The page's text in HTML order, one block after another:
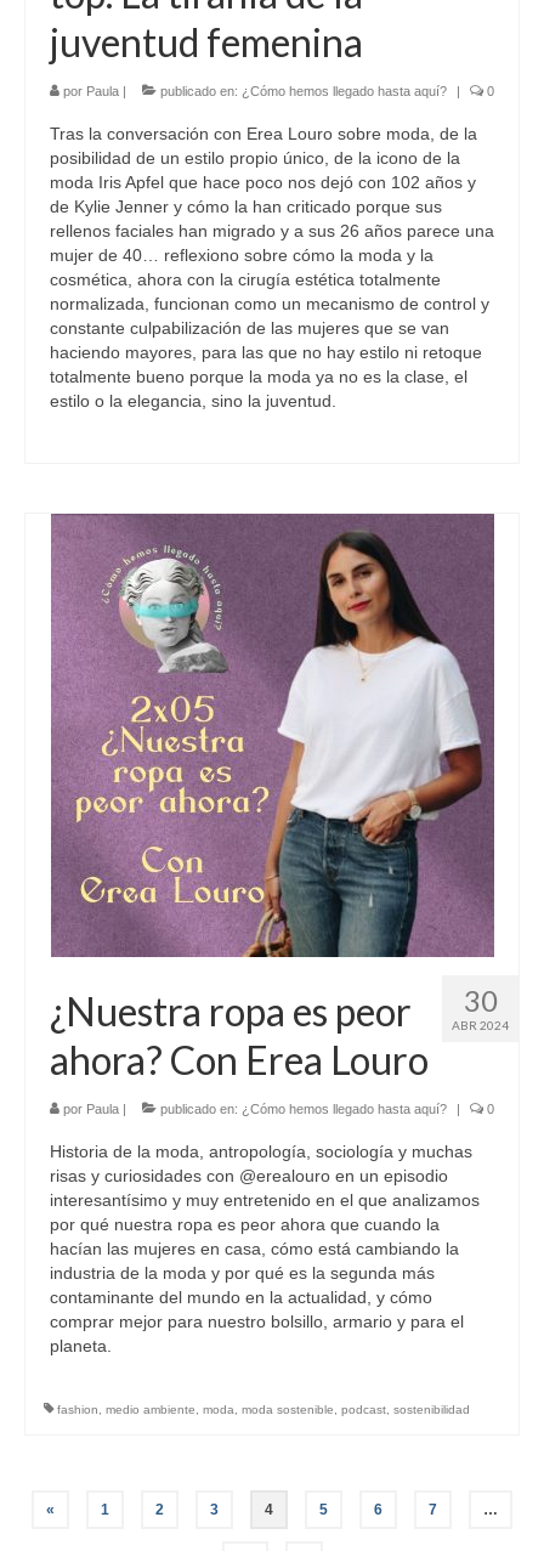
juventud femenina
por Paula publicado en: ¿Cómo hemos llegado hasta aquí? 0
Tras la conversación con Erea Louro sobre moda, de la
posibilidad de un estilo propio único, de la icono de la
moda Iris Apfel que hace poco nos dejó con 102 años y
de Kylie Jenner y cómo la han criticado porque sus
rellenos faciales han migrado y a sus 26 años parece una
mujer de 40… reflexiono sobre cómo la moda y la
cosmética, ahora con la cirugía estética totalmente
normalizada, funcionan como un mecanismo de control y
constante culpabilización de las mujeres que se van
haciendo mayores, para las que no hay estilo ni retoque
totalmente bueno porque la moda ya no es la clase, el
estilo o la elegancia, sino la juventud.
30
ABR 2024
¿Nuestra ropa es peor
ahora? Con Erea Louro
por Paula publicado en: ¿Cómo hemos llegado hasta aquí? 0
Historia de la moda, antropología, sociología y muchas
risas y curiosidades con @erealouro en un episodio
interesantísimo y muy entretenido en el que analizamos
por qué nuestra ropa es peor ahora que cuando la
hacían las mujeres en casa, cómo está cambiando la
industria de la moda y por qué es la segunda más
contaminante del mundo en la actualidad, y cómo
comprar mejor para nuestro bolsillo, armario y para el
planeta.
fashion, medio ambiente, moda, moda sostenible, podcast, sostenibilidad
Navegación
« 1 2 3 4 5 6 7 …